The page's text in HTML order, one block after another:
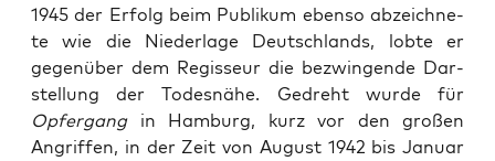
1945 der Erfolg beim Publi­kum eben­so abzeich­ne­
te wie die Nie­der­la­ge Deutsch­lands, lob­te er
gegen­über dem Regis­seur die bezwin­gen­de Dar­
stel­lung der Todes­nä­he. Gedreht wur­de für
Opfer­gang in Ham­burg, kurz vor den gro­ßen
Angrif­fen, in der Zeit von August 1942 bis Janu­ar